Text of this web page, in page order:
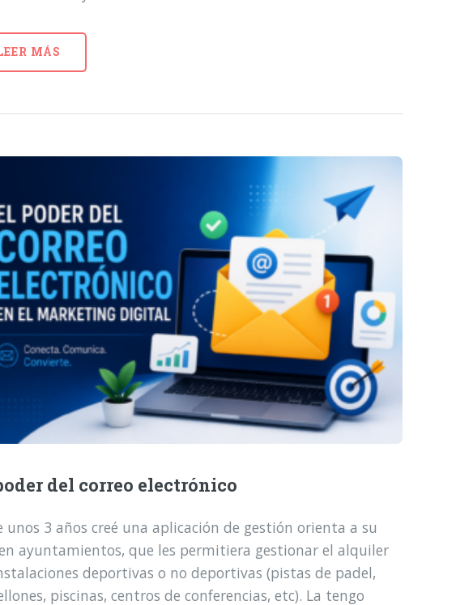
MÁS
del correo electrónico
unos 3 años creé una aplicación de gestión orienta a su
ayuntamientos, que les permitiera gestionar el alquiler
deportivas o no deportivas (pistas de padel,
piscinas, centros de conferencias, etc). La tengo